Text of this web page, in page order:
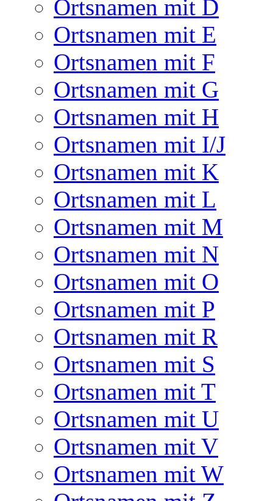
Ortsnamen mit D
Ortsnamen mit E
Ortsnamen mit F
Ortsnamen mit G
Ortsnamen mit H
Ortsnamen mit I/J
Ortsnamen mit K
Ortsnamen mit L
Ortsnamen mit M
Ortsnamen mit N
Ortsnamen mit O
Ortsnamen mit P
Ortsnamen mit R
Ortsnamen mit S
Ortsnamen mit T
Ortsnamen mit U
Ortsnamen mit V
Ortsnamen mit W